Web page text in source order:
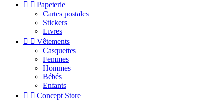
  Papeterie
Cartes postales
Stickers
Livres
  Vêtements
Casquettes
Femmes
Hommes
Bébés
Enfants
  Concept Store